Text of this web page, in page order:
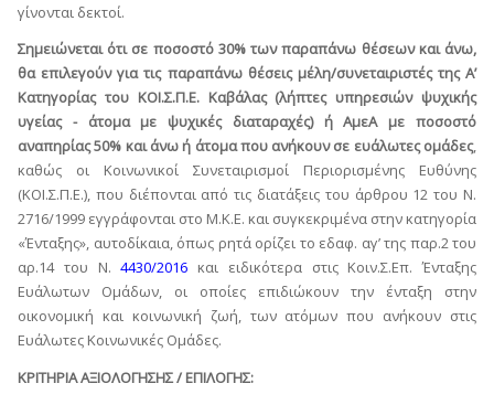
γίνονται δεκτοί.
Σημειώνεται ότι σε ποσοστό 30% των παραπάνω θέσεων και άνω,
θα επιλεγούν για τις παραπάνω θέσεις μέλη/συνεταιριστές της Α’
Κατηγορίας του ΚΟΙ.Σ.Π.Ε. Καβάλας (λήπτες υπηρεσιών ψυχικής
υγείας - άτομα με ψυχικές διαταραχές) ή ΑμεΑ με ποσοστό
αναπηρίας 50% και άνω ή άτομα που ανήκουν σε ευάλωτες ομάδες,
καθώς οι Κοινωνικοί Συνεταιρισμοί Περιορισμένης Ευθύνης
(ΚΟΙ.Σ.Π.Ε.), που διέπονται από τις διατάξεις του άρθρου 12 του Ν.
2716/1999 εγγράφονται στο Μ.Κ.Ε. και συγκεκριμένα στην κατηγορία
«Ένταξης», αυτοδίκαια, όπως ρητά ορίζει το εδαφ. αγ’ της παρ.2 του
αρ.14 του Ν.4430/2016 και ειδικότερα στις Κοιν.Σ.Επ. Ένταξης
Ευάλωτων Ομάδων, οι οποίες επιδιώκουν την ένταξη στην
οικονομική και κοινωνική ζωή, των ατόμων που ανήκουν στις
Ευάλωτες Κοινωνικές Ομάδες.
ΚΡΙΤΗΡΙΑ ΑΞΙΟΛΟΓΗΣΗΣ / ΕΠΙΛΟΓΗΣ: